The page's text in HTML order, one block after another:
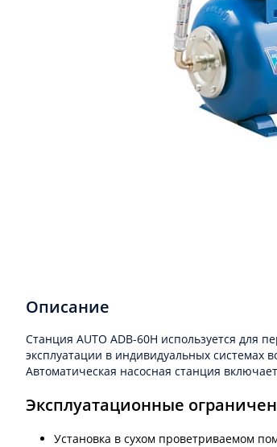
Описание
Станция AUTO ADB-60Н используется для
эксплуатации в индивидуальных системах
Автоматическая насосная станция
Эксплуатационные
Установка в сухом проветриваемом